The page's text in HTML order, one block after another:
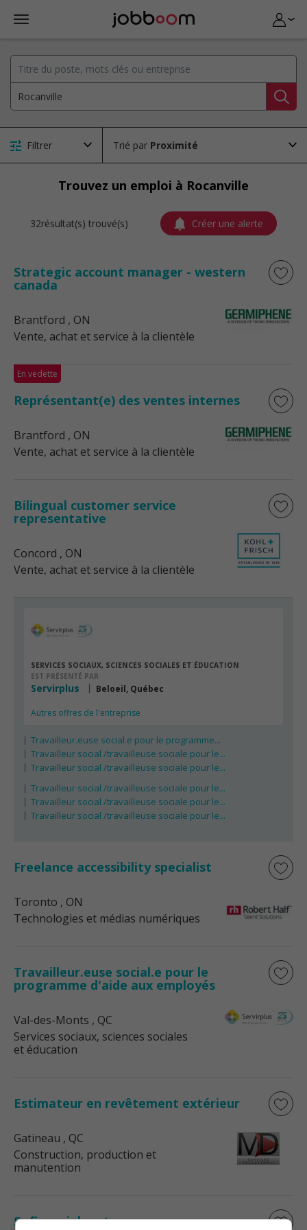
Filtrer Trié par
Trouvez un emploi à Rocanville
32résultat(s) trouvé(s) Créer une alerte
Strategic account manager - western
canada
Brantford , ON
Vente, achat et service à la clientèle
En vedette
Représentant(e) des ventes internes
Brantford , ON
Vente, achat et service à la clientèle
Bilingual customer service
representative
Concord , ON
Vente, achat et service à la clientèle
SERVICES SOCIAUX, SCIENCES SOCIALES ET ÉDUCATION
EST PRÉSENTÉ PAR
Servirplus Beloeil, Québec
Autres offres de l'entreprise
Travailleur.euse social.e pour le programme...
Travailleur social /travailleuse sociale pour le...
Travailleur social /travailleuse sociale pour le...
Travailleur social /travailleuse sociale pour le...
Travailleur social /travailleuse sociale pour le...
Travailleur social /travailleuse sociale pour le...
Freelance accessibility specialist
Toronto , ON
Technologies et médias numériques
Travailleur.euse social.e pour le
programme d'aide aux employés
Val-des-Monts , QC
Services sociaux, sciences sociales
et éducation
Estimateur en revêtement extérieur
Gatineau , QC
Construction, production et
manutention
Sr financial systems manager